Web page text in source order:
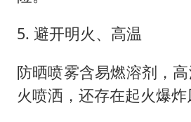
5. 避开明火、高温
防晒喷雾含易燃溶剂，
火喷洒，还存在起火爆炸